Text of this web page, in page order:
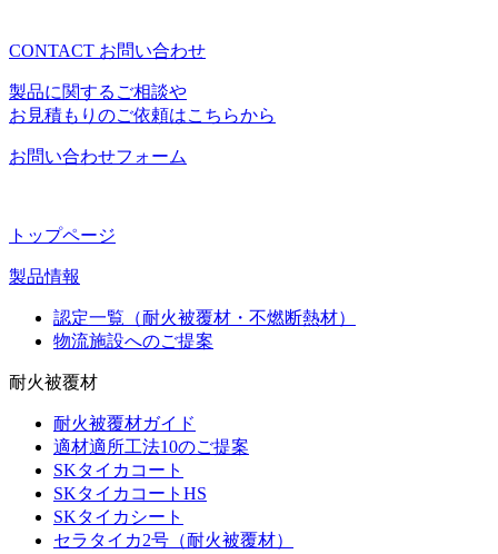
CONTACT お問い合わせ
製品に関するご相談や
お見積もりのご依頼はこちらから
お問い合わせフォーム
トップページ
製品情報
認定一覧（耐火被覆材・不燃断熱材）
物流施設へのご提案
耐火被覆材
耐火被覆材ガイド
適材適所工法10のご提案
SKタイカコート
SKタイカコートHS
SKタイカシート
セラタイカ2号（耐火被覆材）